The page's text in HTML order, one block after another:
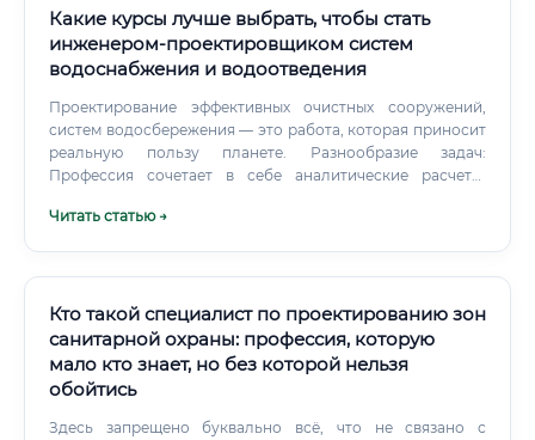
Какие курсы лучше выбрать, чтобы стать
инженером-проектировщиком систем
водоснабжения и водоотведения
Проектирование эффективных очистных сооружений,
систем водосбережения — это работа, которая приносит
реальную пользу планете. Разнообразие задач:
Профессия сочетает в себе аналитические расчеты,
Читать статью →
Кто такой специалист по проектированию зон
санитарной охраны: профессия, которую
мало кто знает, но без которой нельзя
обойтись
Здесь запрещено буквально всё, что не связано с